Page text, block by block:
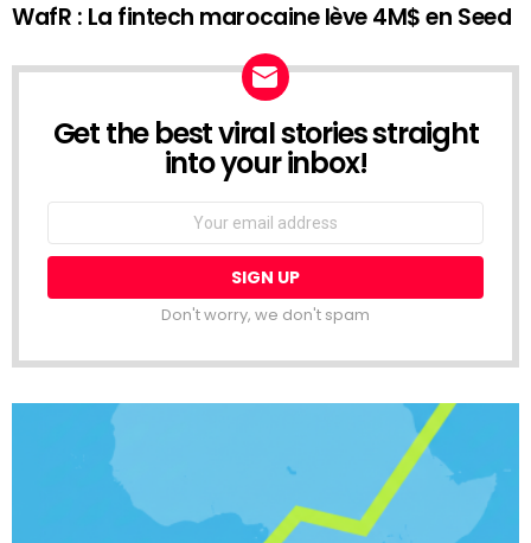
WafR : La fintech marocaine lève 4M$ en Seed
NEWSLETTER
Get the best viral stories straight
into your inbox!
Don't worry, we don't spam